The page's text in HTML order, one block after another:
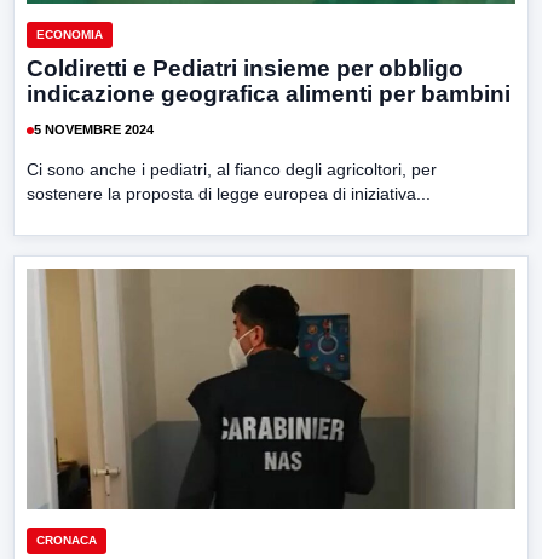
ECONOMIA
Coldiretti e Pediatri insieme per obbligo
indicazione geografica alimenti per bambini
5 NOVEMBRE 2024
Ci sono anche i pediatri, al fianco degli agricoltori, per
sostenere la proposta di legge europea di iniziativa...
CRONACA